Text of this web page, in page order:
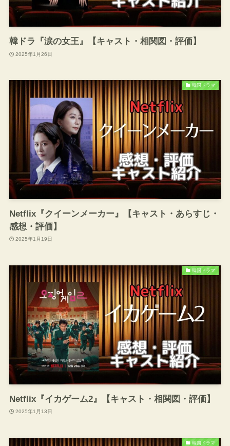
韓ドラ『涙の女王』【キャスト・相関図・評価】
2025年1月26日
韓国ドラマ
Netflix『クイーンメーカー』【キャスト・あらすじ・
感想・評価】
2025年1月19日
韓国ドラマ
Netflix『イカゲーム2』【キャスト・相関図・評価】
2025年1月13日
韓国ドラマ